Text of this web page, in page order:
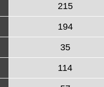
215
194
35
114